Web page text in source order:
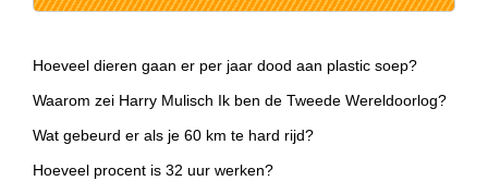
Hoeveel dieren gaan er per jaar dood aan plastic soep?
Waarom zei Harry Mulisch Ik ben de Tweede Wereldoorlog?
Wat gebeurd er als je 60 km te hard rijd?
Hoeveel procent is 32 uur werken?